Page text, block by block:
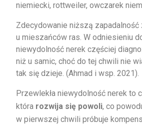
niemiecki, rottweiler, owczarek
Zdecydowanie niższą zapadalność
u mieszańców ras. W odniesieniu
niewydolność nerek częściej
niż u samic, choć do tej chwili nie
tak się dzieje. (Ahmad i wsp. 2021).
Przewlekła niewydolność nerek to
która rozwija się powoli, co
w pierwszej chwili próbuje